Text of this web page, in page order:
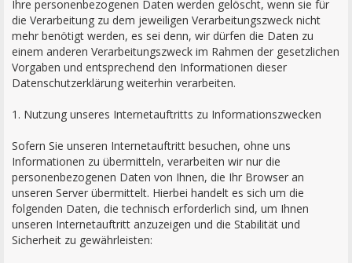
Ihre personenbezogenen Daten werden gelöscht, wenn sie für
die Verarbeitung zu dem jeweiligen Verarbeitungszweck nicht
mehr benötigt werden, es sei denn, wir dürfen die Daten zu
einem anderen Verarbeitungszweck im Rahmen der gesetzlichen
Vorgaben und entsprechend den Informationen dieser
Datenschutzerklärung weiterhin verarbeiten.
1. Nutzung unseres Internetauftritts zu Informationszwecken
Sofern Sie unseren Internetauftritt besuchen, ohne uns
Informationen zu übermitteln, verarbeiten wir nur die
personenbezogenen Daten von Ihnen, die Ihr Browser an
unseren Server übermittelt. Hierbei handelt es sich um die
folgenden Daten, die technisch erforderlich sind, um Ihnen
unseren Internetauftritt anzuzeigen und die Stabilität und
Sicherheit zu gewährleisten: